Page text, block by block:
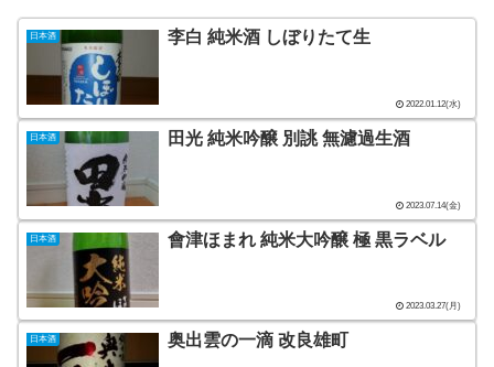
日本酒 李白 純米酒 しぼりたて生
2022.01.12(水)
日本酒 田光 純米吟醸 別誂 無濾過生酒
2023.07.14(金)
日本酒 會津ほまれ 純米大吟醸 極 黒ラベル
2023.03.27(月)
日本酒 奥出雲の一滴 改良雄町